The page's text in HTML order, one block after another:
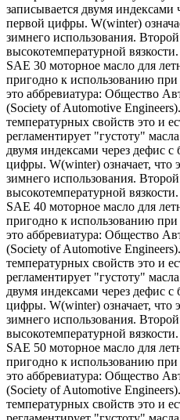
записывается двумя индексами
первой цифры. W(winter)
зимнего использования.
высокотемпературной вязкости.
SAE 30 моторное масло для
пригодно к использованию
это аббревиатура: Общество
(Society of Automotive
температурных свойств это и
регламентирует "густоту"
двумя индексами через дефис
цифры. W(winter) означает, что
зимнего использования.
высокотемпературной вязкости.
SAE 40 моторное масло для
пригодно к использованию
это аббревиатура: Общество
(Society of Automotive
температурных свойств это и
регламентирует "густоту"
двумя индексами через дефис
цифры. W(winter) означает, что
зимнего использования.
высокотемпературной вязкости.
SAE 50 моторное масло для
пригодно к использованию
это аббревиатура: Общество
(Society of Automotive
температурных свойств это и